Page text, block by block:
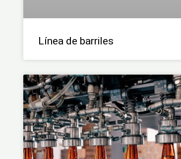
Línea de barriles